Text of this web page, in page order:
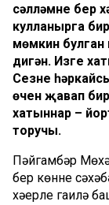
сәлләмнең бер
кулланырга
мөмкин булган
дигән. Изге
Сезнең
өчен җавап
хатыннар –
торучы.
Пәйгамбәр
бер көнне
хәерле гаилә